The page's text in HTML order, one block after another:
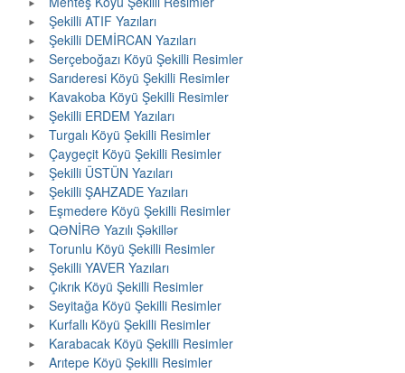
Şekilli ATIF Yazıları
Şekilli DEMİRCAN Yazıları
Serçeboğazı Köyü Şekilli Resimler
Sarıderesi Köyü Şekilli Resimler
Kavakoba Köyü Şekilli Resimler
Şekilli ERDEM Yazıları
Turgalı Köyü Şekilli Resimler
Çaygeçit Köyü Şekilli Resimler
Şekilli ÜSTÜN Yazıları
Şekilli ŞAHZADE Yazıları
Eşmedere Köyü Şekilli Resimler
QƏNİRƏ Yazılı Şəkillər
Torunlu Köyü Şekilli Resimler
Şekilli YAVER Yazıları
Çıkrık Köyü Şekilli Resimler
Seyitağa Köyü Şekilli Resimler
Kurfallı Köyü Şekilli Resimler
Karabacak Köyü Şekilli Resimler
Arıtepe Köyü Şekilli Resimler